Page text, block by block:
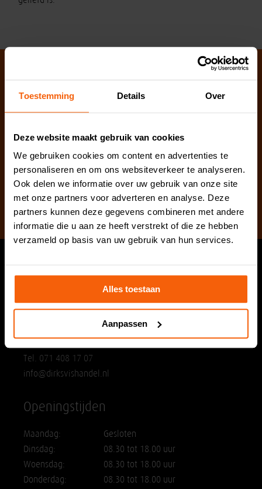
Toestemming Details Over
Deze website maakt gebruik van cookies
We gebruiken cookies om content en advertenties te
personaliseren en om ons websiteverkeer te analyseren.
Ook delen we informatie over uw gebruik van onze site
met onze partners voor adverteren en analyse. Deze
partners kunnen deze gegevens combineren met andere
informatie die u aan ze heeft verstrekt of die ze hebben
verzameld op basis van uw gebruik van hun services.
Alles toestaan
Aanpassen
Blijf op de hoogte via de nieuwsbrief!
Aanmelden nieuwsbrief
Hoornesplein 125a
Tel. 071 408 17 07
info@dirksvishandel.nl
Openingstijden
Maandag:
Gesloten
Dinsdag:
08.30 tot 18.00 uur
Woensdag:
08.30 tot 18.00 uur
Donderdag:
08.30 tot 18.00 uur